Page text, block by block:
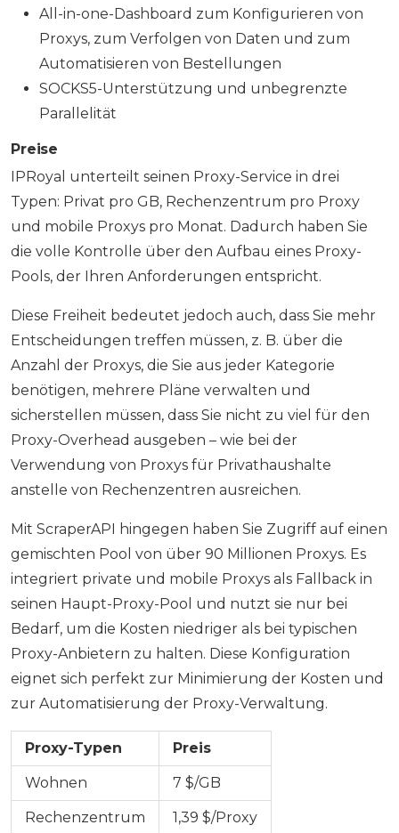
All-in-one-Dashboard zum Konfigurieren von
Proxys, zum Verfolgen von Daten und zum
Automatisieren von Bestellungen
SOCKS5-Unterstützung und unbegrenzte
Parallelität
Preise
IPRoyal unterteilt seinen Proxy-Service in drei
Typen: Privat pro GB, Rechenzentrum pro Proxy
und mobile Proxys pro Monat. Dadurch haben Sie
die volle Kontrolle über den Aufbau eines Proxy-
Pools, der Ihren Anforderungen entspricht.
Diese Freiheit bedeutet jedoch auch, dass Sie mehr
Entscheidungen treffen müssen, z. B. über die
Anzahl der Proxys, die Sie aus jeder Kategorie
benötigen, mehrere Pläne verwalten und
sicherstellen müssen, dass Sie nicht zu viel für den
Proxy-Overhead ausgeben – wie bei der
Verwendung von Proxys für Privathaushalte
anstelle von Rechenzentren ausreichen.
Mit ScraperAPI hingegen haben Sie Zugriff auf einen
gemischten Pool von über 90 Millionen Proxys. Es
integriert private und mobile Proxys als Fallback in
seinen Haupt-Proxy-Pool und nutzt sie nur bei
Bedarf, um die Kosten niedriger als bei typischen
Proxy-Anbietern zu halten. Diese Konfiguration
eignet sich perfekt zur Minimierung der Kosten und
zur Automatisierung der Proxy-Verwaltung.
Proxy-Typen Preis
Wohnen 7 $/GB
Rechenzentrum 1,39 $/Proxy